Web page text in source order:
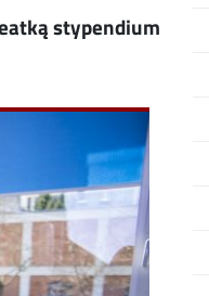
stypendium